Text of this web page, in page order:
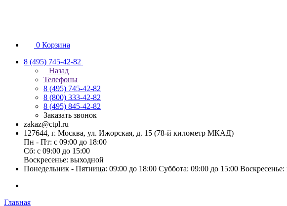
0 Корзина
8 (495) 745-42-82
Назад
Телефоны
8 (495) 745-42-82
8 (800) 333-42-82
8 (495) 845-42-82
Заказать звонок
zakaz@ctpl.ru
127644, г. Москва, ул. Ижорская, д. 15 (78-й километр МКАД)
Пн - Пт: с 09:00 до 18:00
Сб: с 09:00 до 15:00
Воскресенье: выходной
Понедельник - Пятница: 09:00 до 18:00 Суббота: 09:00 до 15:00
Главная